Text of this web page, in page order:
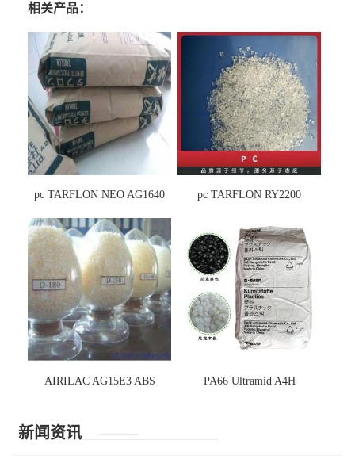
相关产品：
pc TARFLON NEO AG1640 pc TARFLON RY2200
AIRILAC AG15E3 ABS PA66 Ultramid A4H
新闻资讯